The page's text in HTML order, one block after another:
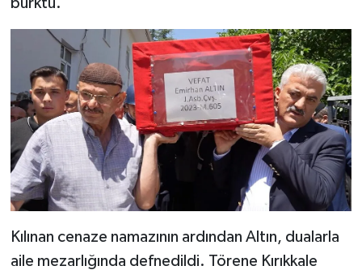
Kılınan cenaze namazının ardından Altın, dualarla
aile mezarlığında defnedildi. Törene Kırıkkale